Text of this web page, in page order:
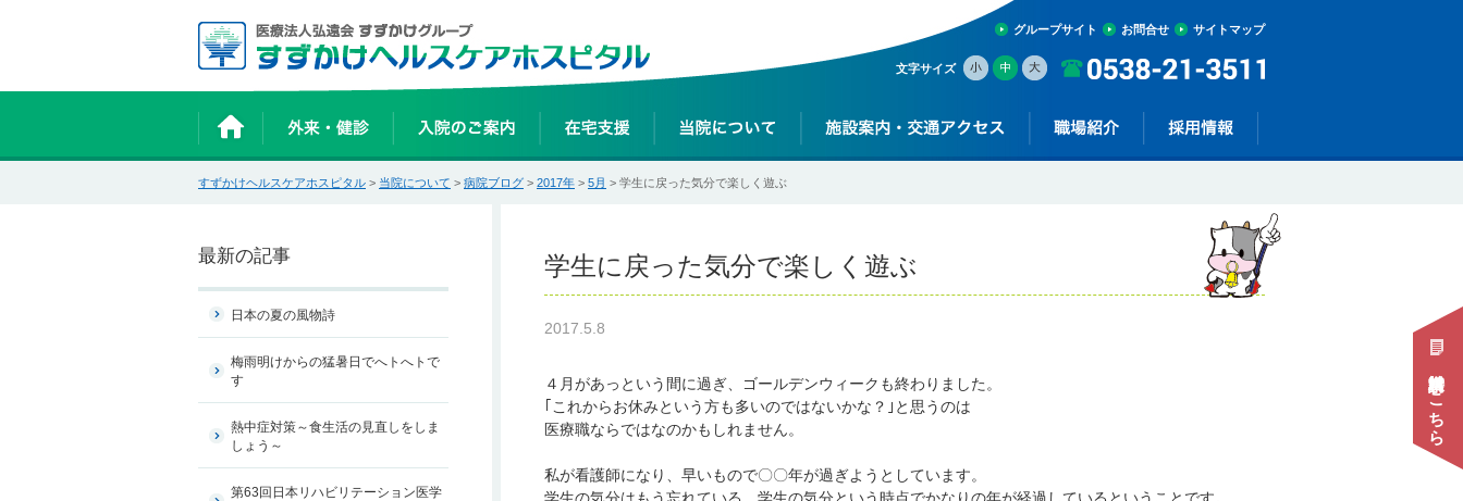
グループサイト お問合せ サイトマップ
文字サイズ
すずかけヘルスケアホスピタル > 当院について > 病院ブログ > 2017年 > 5月 > 学生に戻った気分で楽しく遊ぶ
学生に戻った気分で楽しく遊ぶ
2017.5.8
４月があっという間に過ぎ、ゴールデンウィークも終わりました。
｢これからお休みという方も多いのではないかな？｣と思うのは
医療職ならではなのかもしれません。
私が看護師になり、早いもので〇〇年が過ぎようとしています。
最新の記事
日本の夏の風物詩
梅雨明けからの猛暑日でへトへトで
す
熱中症対策～食生活の見直しをしま
しょう～
第63回日本リハビリテーション医学
資料請求はこちら